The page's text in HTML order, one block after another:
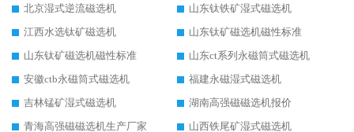
北京湿式逆流磁选机
山东钛铁矿湿式磁选机
江西水选钛矿磁选机
山东钛矿磁选机磁性标准
山东钛矿磁选机磁性标准
山东ct系列永磁筒式磁选机
安徽ctb永磁筒式磁选机
福建永磁湿式磁选机
吉林锰矿湿式磁选机
湖南高强磁磁选机报价
青海高强磁磁选机生产厂家
山西铁尾矿湿式磁选机